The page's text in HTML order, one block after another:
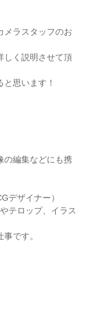
メラスタッフのお
しく説明させて頂
思います！
の編集などにも携
デザイナー）
テロップ、イラス
です。